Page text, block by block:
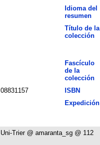
Idioma del
resumen
Título de la
colección
Fascículo
de la
colección
08831157
ISBN
Expedición
Uni-Trier @ amaranta_sg @ 112